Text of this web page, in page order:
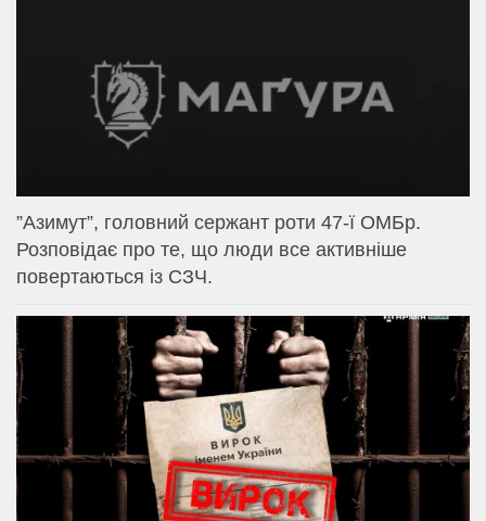
⁨”Азимут”, головний сержант роти 47-ї ОМБр.
Розповідає про те, що люди все активніше
повертаються із СЗЧ.